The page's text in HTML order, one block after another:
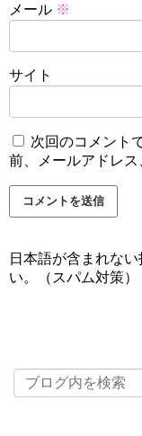
メール ※
サイト
次回のコメント
前、メールアドレス
日本語が含まれな
い。（スパム対策）